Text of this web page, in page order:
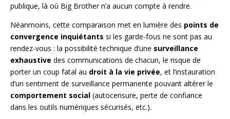
publique, là où Big Brother n’a aucun compte à rendre.
Néanmoins, cette comparaison met en lumière des points de
convergence inquiétants si les garde-fous ne sont pas au
rendez-vous : la possibilité technique d’une surveillance
exhaustive des communications de chacun, le risque de
porter un coup fatal au droit à la vie privée, et l’instauration
d’un sentiment de surveillance permanente pouvant altérer le
comportement social (autocensure, perte de confiance
dans les outils numériques sécurisés, etc.).